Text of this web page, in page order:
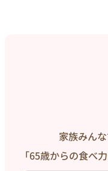
家族みん
「65歳からの食べ